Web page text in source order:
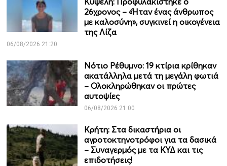
26χρονος – «Ήταν ένας άνθρωπος
με καλοσύνη», συγκινεί η οικογένεια
της Λίζα
06/08/2026 21:20
Νότιο Ρέθυμνο: 19 κτίρια κρίθηκαν
ακατάλληλα μετά τη μεγάλη φωτιά
– Ολοκληρώθηκαν οι πρώτες
αυτοψίες
06/08/2026 21:00
Κρήτη: Στα δικαστήρια οι
αγροτοκτηνοτρόφοι για τα δασικά
– Συναγερμός με τα ΚΥΔ και τις
επιδοτήσεις!